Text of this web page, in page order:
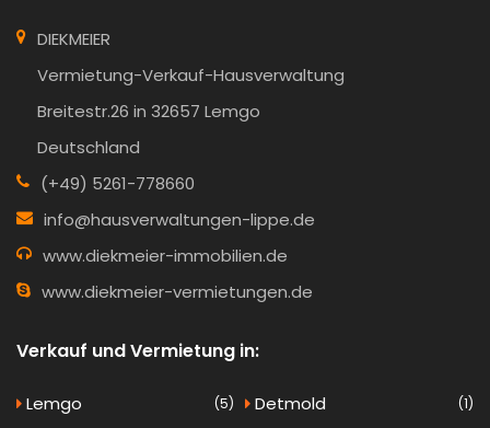
DIEKMEIER
Vermietung-Verkauf-Hausverwaltung
Breitestr.26 in 32657 Lemgo
Deutschland
(+49) 5261-778660
info@hausverwaltungen-lippe.de
www.diekmeier-immobilien.de
www.diekmeier-vermietungen.de
Verkauf und Vermietung in:
Lemgo (5) Detmold (1)